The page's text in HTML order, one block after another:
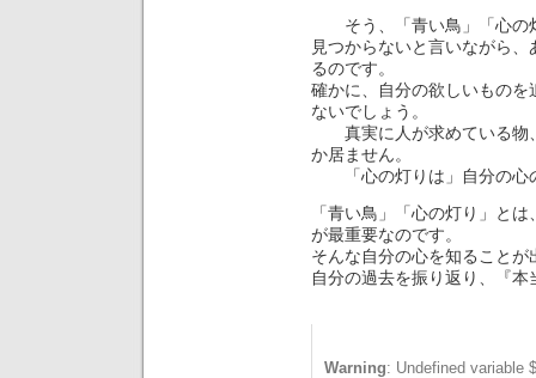
そう、「青い鳥」「心の
見つからないと言いながら
るのです。
確かに、自分の欲しいもの
ないでしょう。
真実に人が求めている物
か居ません。
「心の灯りは」自分の心
「青い鳥」「心の灯り」と
が最重要なのです。
そんな自分の心を知ること
自分の過去を振り返り、『
Warning: Undefined variable